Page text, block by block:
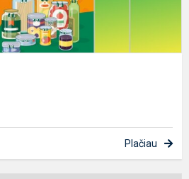
Plačiau